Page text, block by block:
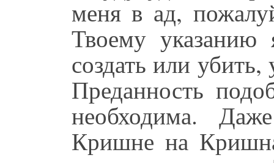
меня в ад,
Твоему
создать или
Преданность
необходима.
Кришне на